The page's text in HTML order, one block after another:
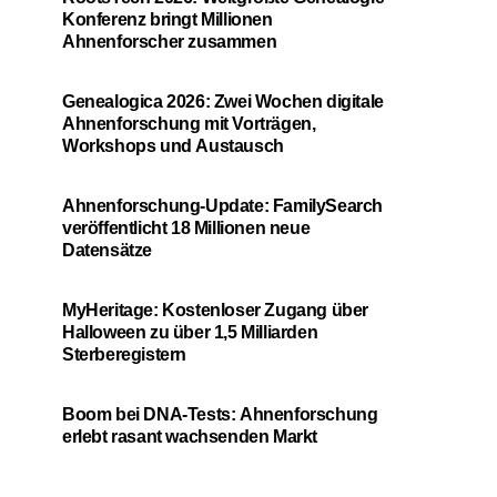
Konferenz bringt Millionen
Ahnenforscher zusammen
Genealogica 2026: Zwei Wochen digitale
Ahnenforschung mit Vorträgen,
Workshops und Austausch
Ahnenforschung-Update: FamilySearch
veröffentlicht 18 Millionen neue
Datensätze
MyHeritage: Kostenloser Zugang über
Halloween zu über 1,5 Milliarden
Sterberegistern
Boom bei DNA-Tests: Ahnenforschung
erlebt rasant wachsenden Markt